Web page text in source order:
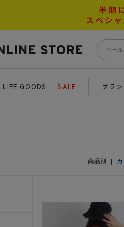
LIFE GOODS SALE ブラ
商品別